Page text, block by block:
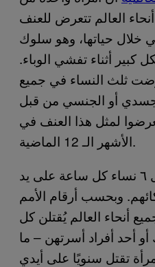
العالم تتعرض للعنف
خلال حياتها، وهو سلوك
كبير أثناء تفشي الوباء.
ثلث النساء في جميع
أو الجنسي من قبل
و18٪ تعرضوا لمثل هذا العنف في
الأشهر الـ 12 الماضية.
على الصعيد العالمي، تقتل ٦ نساء كل ساعة على يد
وبحسب أرقام الأمم
في جميع أنحاء العالم يُقتلن كل
أحد أفراد أسرتهن – ما
50،000 امرأة تقتل سنويًا على أيدي